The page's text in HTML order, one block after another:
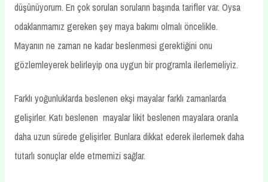
düşünüyorum. En çok sorulan soruların başında tarifler var. Oysa
odaklanmamız gereken şey maya bakımı olmalı öncelikle.
Mayanın ne zaman ne kadar beslenmesi gerektiğini onu
gözlemleyerek belirleyip ona uygun bir programla ilerlemeliyiz.
Farklı yoğunluklarda beslenen ekşi mayalar farklı zamanlarda
gelişirler. Katı beslenen mayalar likit beslenen mayalara oranla
daha uzun sürede gelişirler. Bunlara dikkat ederek ilerlemek daha
tutarlı sonuçlar elde etmemizi sağlar.